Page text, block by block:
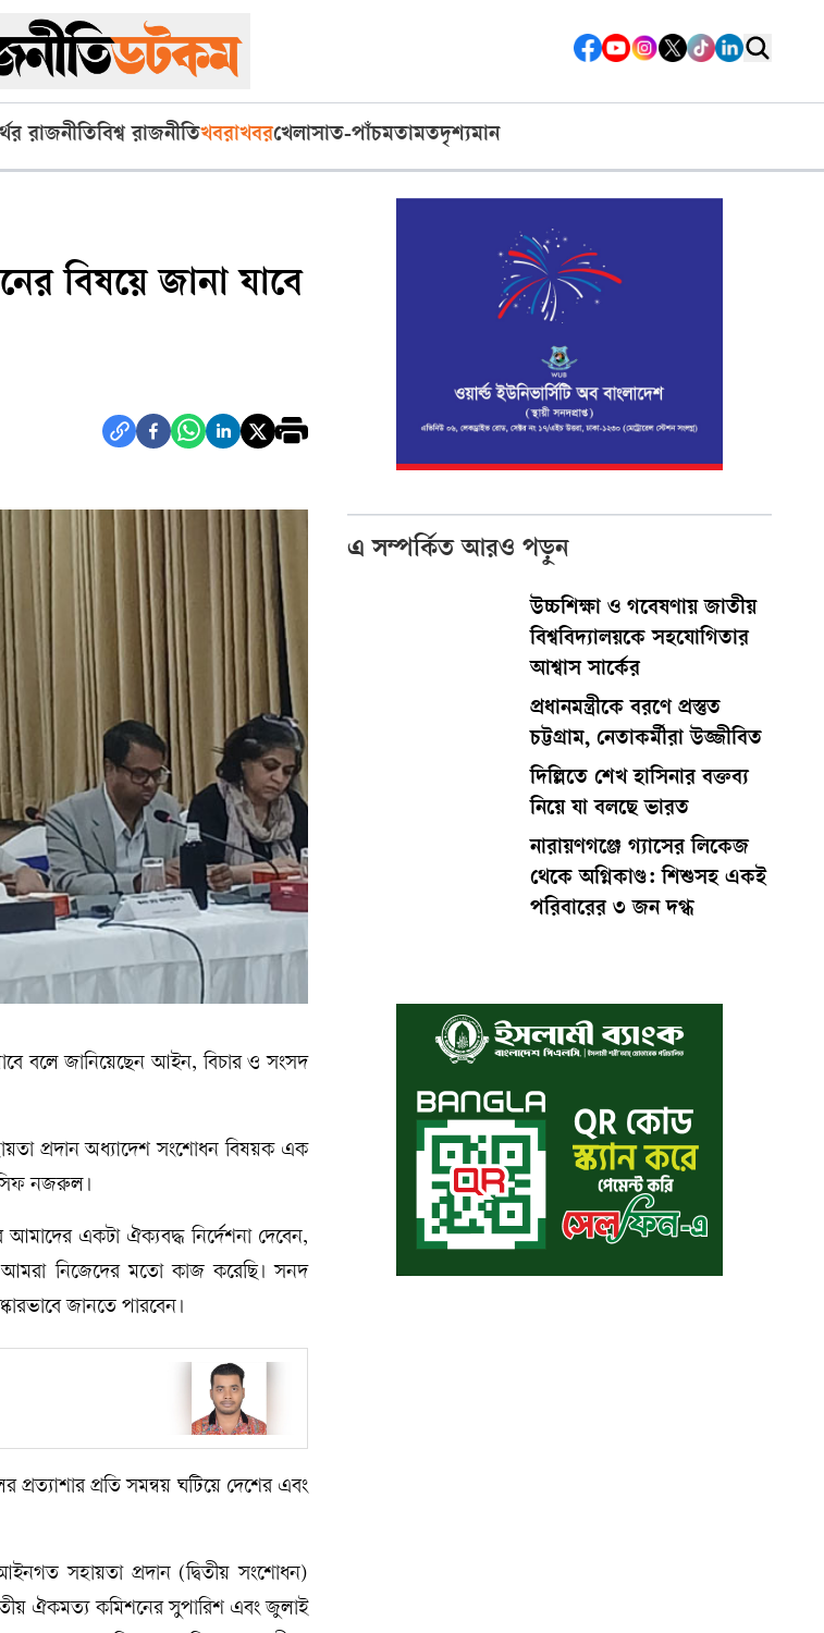
রাজনীতিবিশ্ব রাজনীতিখবরাখবরখেলাসাত-পাঁচমতামতদৃশ্যমান
বিষয়ে জানা যাবে
বলে জানিয়েছেন আইন, বিচার ও সংসদ
প্রদান অধ্যাদেশ সংশোধন বিষয়ক এক
নজরুল।
একটা ঐক্যবদ্ধ নির্দেশনা দেবেন,
আমরা নিজেদের মতো কাজ করেছি। সনদ
জানতে পারবেন।
প্রতি সমন্বয় ঘটিয়ে দেশের এবং
সহায়তা প্রদান (দ্বিতীয় সংশোধন)
ঐকমত্য কমিশনের সুপারিশ এবং জুলাই
এ সম্পর্কিত আরও পড়ুন
উচ্চশিক্ষা ও গবেষণায় জাতীয়
বিশ্ববিদ্যালয়কে সহযোগিতার
আশ্বাস সার্কের
প্রধানমন্ত্রীকে বরণে প্রস্তুত
চট্টগ্রাম, নেতাকর্মীরা উজ্জীবিত
দিল্লিতে শেখ হাসিনার বক্তব্য
নিয়ে যা বলছে ভারত
নারায়ণগঞ্জে গ্যাসের লিকেজ
থেকে অগ্নিকাণ্ড: শিশুসহ একই
পরিবারের ৩ জন দগ্ধ